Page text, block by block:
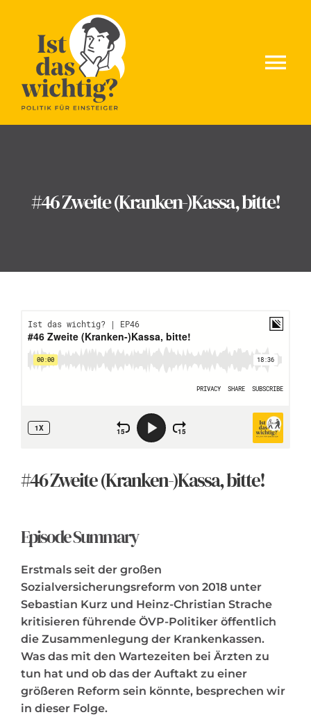
Über Uns
Search
for:
#46 Zweite (Kranken-)Kassa, bitte!
#46 Zweite (Kranken-)Kassa, bitte!
Episode Summary
Erstmals seit der großen
Sozialversicherungsreform von 2018 unter
Sebastian Kurz und Heinz-Christian Strache
kritisieren führende ÖVP-Politiker öffentlich
die Zusammenlegung der Krankenkassen.
Was das mit den Wartezeiten bei Ärzten zu
tun hat und ob das der Auftakt zu einer
größeren Reform sein könnte, besprechen wir
in dieser Folge.